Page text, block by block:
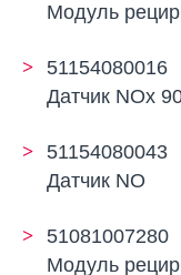
Модуль
51154080016
Датчик NOx
51154080043
Датчик NO
51081007280
Модуль